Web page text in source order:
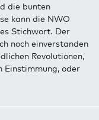
die bunten
kann die NWO
Stichwort. Der
noch einverstanden
Revolutionen,
Einstimmung, oder